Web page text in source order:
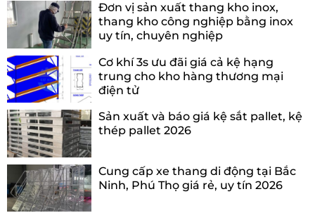
Đơn vị sản xuất thang kho inox,
thang kho công nghiệp bằng inox
uy tín, chuyên nghiệp
Cơ khí 3s ưu đãi giá cả kệ hạng
trung cho kho hàng thương mại
điện tử
Sản xuất và báo giá kệ sắt pallet, kệ
thép pallet 2026
Cung cấp xe thang di động tại Bắc
Ninh, Phú Thọ giá rẻ, uy tín 2026